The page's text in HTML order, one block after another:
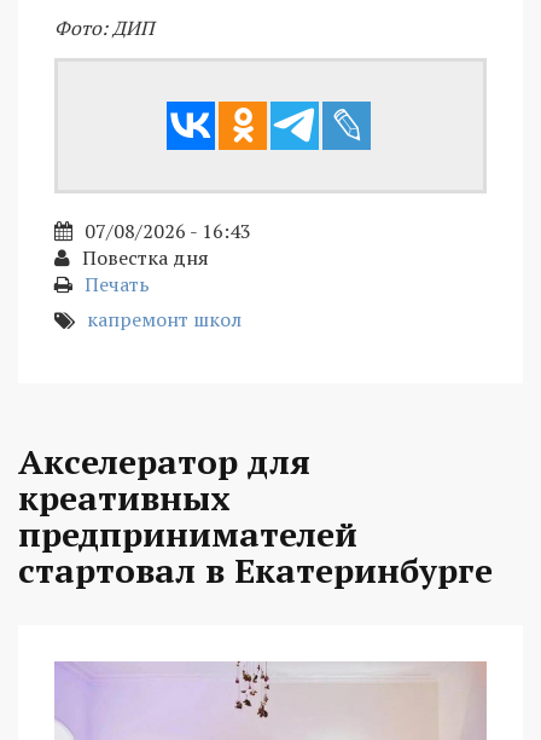
Фото: ДИП
07/08/2026 - 16:43
Повестка дня
Печать
капремонт школ
Акселератор для
креативных
предпринимателей
стартовал в Екатеринбурге